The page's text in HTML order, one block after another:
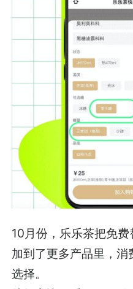
10月份，乐乐茶把免
加到了更多产品里，
选择。